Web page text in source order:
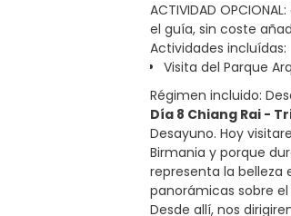
ACTIVIDAD
el guía, sin coste
Actividades incluídas:
Visita del Parque
Régimen incluido:
Día 8 Chiang Rai -
Desayuno. Hoy
Birmania y porque
representa la belleza
panorámicas sobre
Desde allí, nos